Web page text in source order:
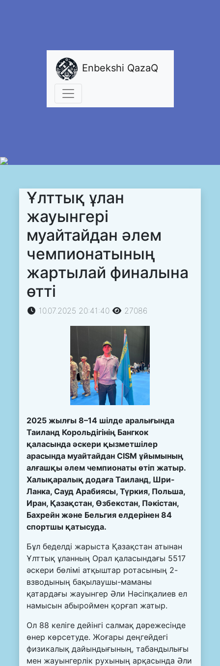
Enbekshi QazaQ
Ұлттық ұлан
жауынгері
муайтайдан әлем
чемпионатының
жартылай финалына
өтті
10.07.2025 20:41:40 27086
2025 жылғы 8–14 шілде аралығында
Таиланд Корольдігінің Бангкок
қаласында әскери қызметшілер
арасында муайтайдан CISM ұйымының
алғашқы әлем чемпионаты өтіп жатыр.
Халықаралық додаға Таиланд, Шри-
Ланка, Сауд Арабиясы, Түркия, Польша,
Иран, Қазақстан, Өзбекстан, Пәкістан,
Бахрейн және Бельгия елдерінен 84
спортшы қатысуда.
Бұл беделді жарыста Қазақстан атынан
Ұлттық ұланның Орал қаласындағы 5517
әскери бөлімі атқыштар ротасының 2-
взводының бақылаушы-маманы
қатардағы жауынгер Әли Нәсіпқалиев ел
намысын абыроймен қорғап жатыр.
Ол 88 келіге дейінгі салмақ дәрежесінде
өнер көрсетуде. Жоғары деңгейдегі
физикалық дайындығының, табандылығы
мен жауынгерлік рухының арқасында Әли